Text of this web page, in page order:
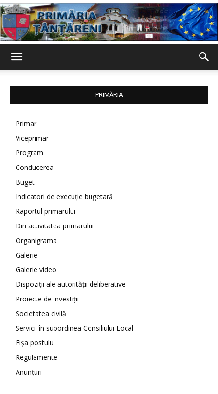
PRIMĂRIA
Primar
Viceprimar
Program
Conducerea
Buget
Indicatori de execuție bugetară
Raportul primarului
Din activitatea primarului
Organigrama
Galerie
Galerie video
Dispoziții ale autorității deliberative
Proiecte de investiții
Societatea civilă
Servicii în subordinea Consiliului Local
Fișa postului
Regulamente
Anunțuri